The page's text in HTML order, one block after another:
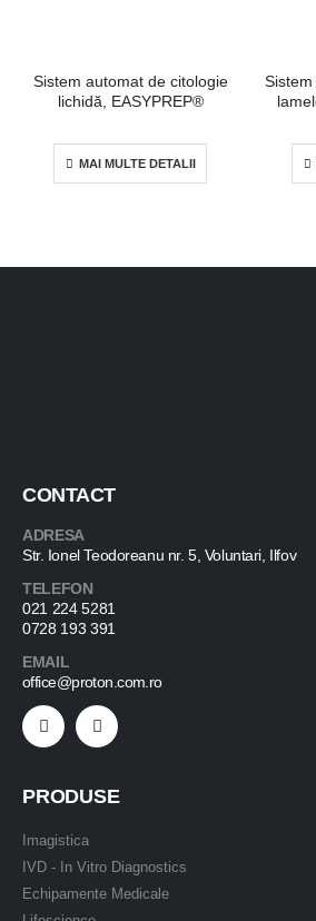
Sistem automat de citologie
lichidă, EASYPREP®
MAI MULTE DETALII
CONTACT
ADRESA
Str. Ionel Teodoreanu nr. 5, Voluntari, Ilfov
TELEFON
021 224 5281
0728 193 391
EMAIL
office@proton.com.ro
PRODUSE
Imagistica
IVD - In Vitro Diagnostics
Echipamente Medicale